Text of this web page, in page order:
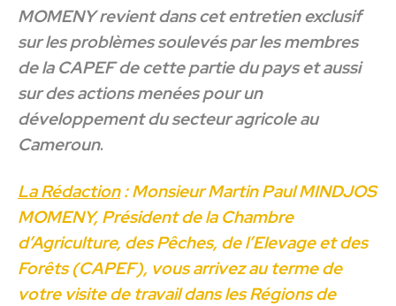
MOMENY revient dans cet entretien exclusif
sur les problèmes soulevés par les membres
de la CAPEF de cette partie du pays et aussi
sur des actions menées pour un
développement du secteur agricole au
Cameroun.
La Rédaction: Monsieur Martin Paul MINDJOS
MOMENY, Président de la Chambre
d’Agriculture, des Pêches, de l’Elevage et des
Forêts (CAPEF), vous arrivez au terme de
votre visite de travail dans les Régions de